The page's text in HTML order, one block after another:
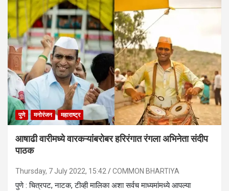
पुणे मनोरंजन महाराष्ट्र
आषाढी वारीमध्ये वारकऱ्यांबरोबर हरिरंगात रंगला अभिनेता संदीप
पाठक
Thursday, 7 July 2022, 15:42 COMMON BHARTIYA
पुणे : चित्रपट, नाटक, टीव्ही मालिका अशा सर्वच माध्यमांमध्ये आपल्या